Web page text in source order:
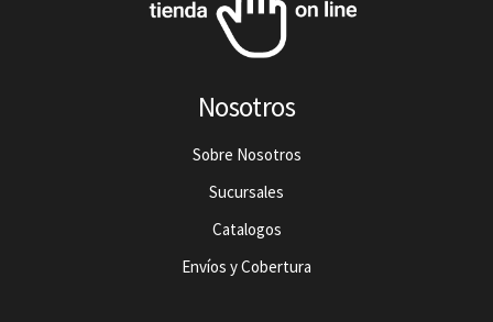
Nosotros
Sobre Nosotros
Sucursales
Catalogos
Envíos y Cobertura